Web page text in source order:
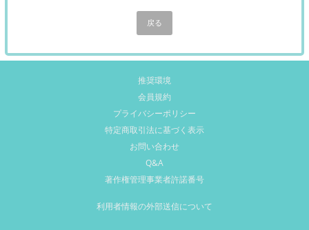
戻る
推奨環境
会員規約
プライバシーポリシー
特定商取引法に基づく表示
お問い合わせ
Q&A
著作権管理事業者許諾番号
利用者情報の外部送信について